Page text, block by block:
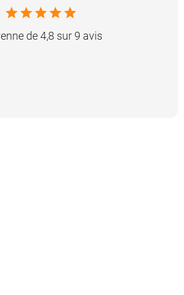
de 4,8 sur 9 avis